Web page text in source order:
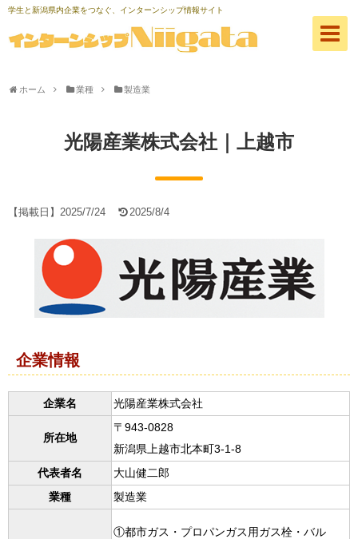
学生と新潟県内企業をつなぐ、インターンシップ情報サイト
ホーム 業種 製造業
光陽産業株式会社｜上越市
【掲載日】 2025/7/24 2025/8/4
企業情報
企業名 光陽産業株式会社
所在地
〒943-0828
新潟県上越市北本町3-1-8
代表者名
大山健二郎
業種
製造業
①都市ガス・プロパンガス用ガス栓・バル